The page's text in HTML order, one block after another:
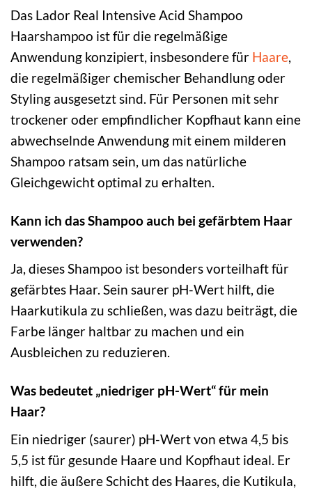
Das Lador Real Intensive Acid Shampoo
Haarshampoo ist für die regelmäßige
Anwendung konzipiert, insbesondere für Haare,
die regelmäßiger chemischer Behandlung oder
Styling ausgesetzt sind. Für Personen mit sehr
trockener oder empfindlicher Kopfhaut kann eine
abwechselnde Anwendung mit einem milderen
Shampoo ratsam sein, um das natürliche
Gleichgewicht optimal zu erhalten.
Kann ich das Shampoo auch bei gefärbtem Haar
verwenden?
Ja, dieses Shampoo ist besonders vorteilhaft für
gefärbtes Haar. Sein saurer pH-Wert hilft, die
Haarkutikula zu schließen, was dazu beiträgt, die
Farbe länger haltbar zu machen und ein
Ausbleichen zu reduzieren.
Was bedeutet „niedriger pH-Wert“ für mein
Haar?
Ein niedriger (saurer) pH-Wert von etwa 4,5 bis
5,5 ist für gesunde Haare und Kopfhaut ideal. Er
hilft, die äußere Schicht des Haares, die Kutikula,